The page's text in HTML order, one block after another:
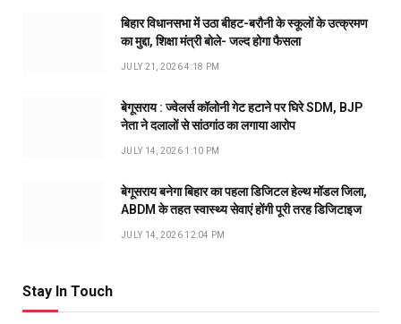
बिहार विधानसभा में उठा बीहट-बरौनी के स्कूलों के उत्क्रमण
का मुद्दा, शिक्षा मंत्री बोले- जल्द होगा फैसला
JULY 21, 2026 4:18 PM
बेगूसराय : ज्वेलर्स कॉलोनी गेट हटाने पर घिरे SDM, BJP
नेता ने दलालों से सांठगांठ का लगाया आरोप
JULY 14, 2026 1:10 PM
बेगूसराय बनेगा बिहार का पहला डिजिटल हेल्थ मॉडल जिला,
ABDM के तहत स्वास्थ्य सेवाएं होंगी पूरी तरह डिजिटाइज
JULY 14, 2026 12:04 PM
Stay In Touch